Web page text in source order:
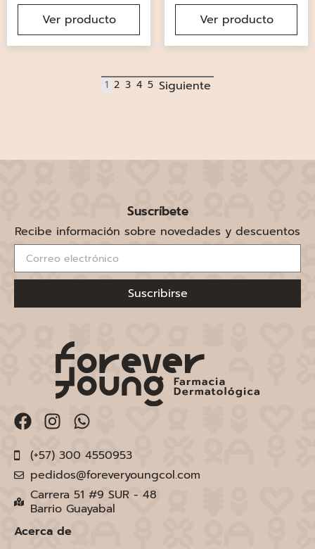
Ver producto Ver producto
1 2 3 4 5
Suscríbete
Recibe información sobre novedades y descuentos
Suscribirse
(+57) 300 4550953
pedidos@foreveryoungcol.com
Carrera 51 #9 SUR - 48
Barrio Guayabal
Acerca de